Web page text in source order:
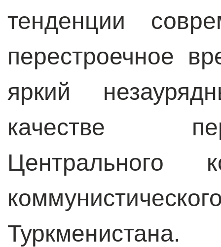
тенденции
перестроечное
яркий
качестве
Центрального
Туркменистана.